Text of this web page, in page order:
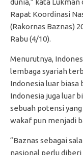
dunia,” kata
Rapat Koordinasi
(Rakornas Baznas)
Rabu (4/10).
Menurutnya,
lembaga syariah
Indonesia luar biasa
Indonesia juga luar
sebuah potensi
wakaf pun menjadi
“Baznas sebagai
nasional perlu diberi